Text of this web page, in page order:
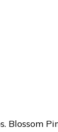
Blossom